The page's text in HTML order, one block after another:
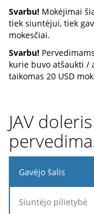
Svarbu! Mokėjimai
tiek siuntėjui, tiek
mokesčiai.
Svarbu!
kurie buvo atšaukti /
taikomas 20 USD
JAV
Gavėjo